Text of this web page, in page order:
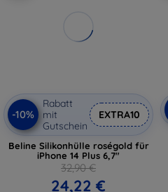
-10%
Rabatt
mit
Gutschein
EXTRA10
Beline Silikonhülle roségold für
iPhone 14 Plus 6,7"
32,90 €
24,22 €